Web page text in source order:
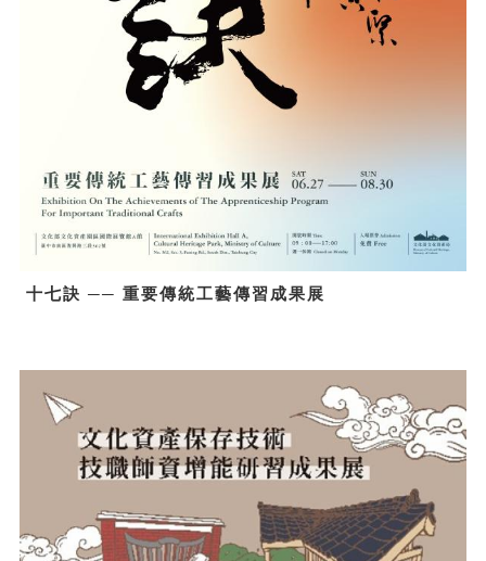
十七訣 ── 重要傳統工藝傳習成果展